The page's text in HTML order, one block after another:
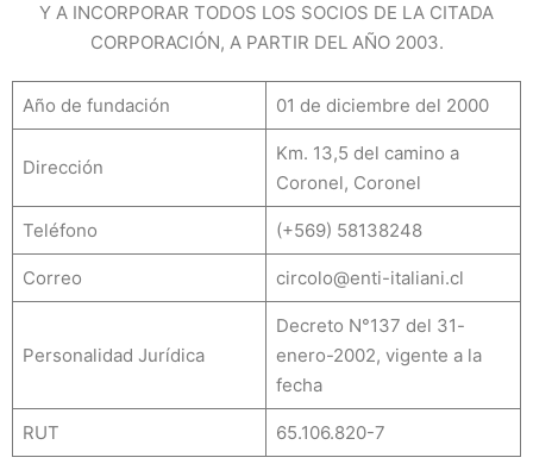
Y A INCORPORAR TODOS LOS SOCIOS DE LA CITADA
CORPORACIÓN, A PARTIR DEL AÑO 2003.
Año de fundación 01 de diciembre del 2000
Dirección
Km. 13,5 del camino a
Coronel, Coronel
Teléfono (+569) 58138248
Correo circolo@enti-italiani.cl
Personalidad Jurídica
Decreto N°137 del 31-
enero-2002, vigente a la
fecha
RUT 65.106.820-7